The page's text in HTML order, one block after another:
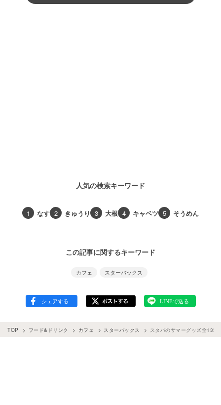
人気の検索キーワード
1 なす 2 きゅうり 3 大根 4 キャベツ 5 そうめん
この記事に関するキーワード
カフェ スターバックス
TOP フード&ドリンク カフェ スターバックス スタバのサマーグッズ全13